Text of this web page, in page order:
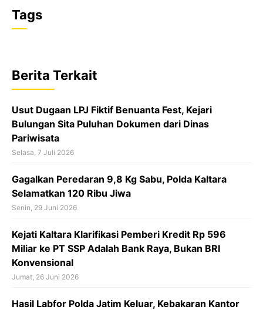
a
c
b
o
o
k
s
A
p
p
a
d
s
Tags
Berita Terkait
Usut Dugaan LPJ Fiktif Benuanta Fest, Kejari
Bulungan Sita Puluhan Dokumen dari Dinas
Pariwisata
Selasa, 7 Juli 2026
‎Gagalkan Peredaran 9,8 Kg Sabu, Polda Kaltara
Selamatkan 120 Ribu Jiwa
Senin, 29 Juni 2026
Kejati Kaltara Klarifikasi Pemberi Kredit Rp 596
Miliar ke PT SSP Adalah Bank Raya, Bukan BRI
Konvensional
Jumat, 26 Juni 2026
‎Hasil Labfor Polda Jatim Keluar, Kebakaran Kantor